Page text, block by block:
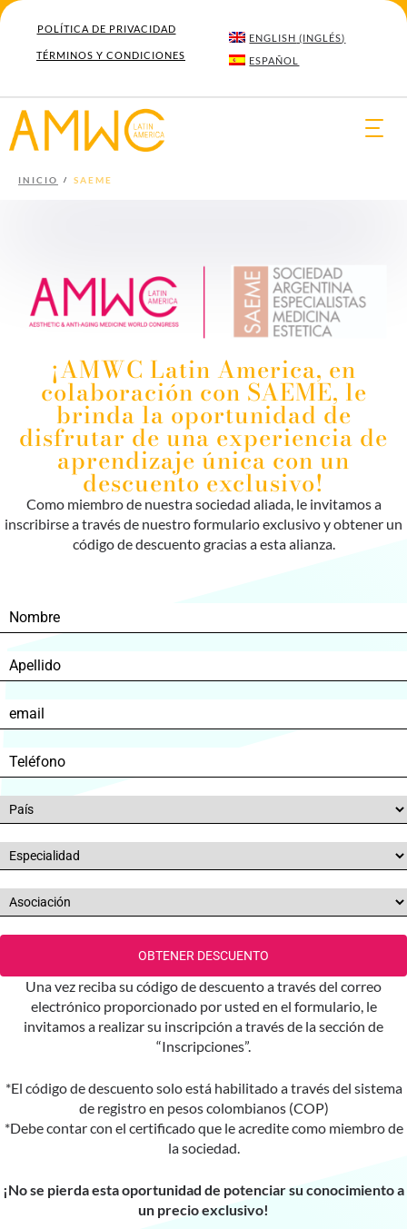
POLÍTICA DE PRIVACIDAD
TÉRMINOS Y CONDICIONES
ENGLISH (INGLÉS)
ESPAÑOL
INICIO SAEME
¡AMWC Latin America, en
colaboración con SAEME, le
brinda la oportunidad de
disfrutar de una experiencia de
aprendizaje única con un
descuento exclusivo!
Como miembro de nuestra sociedad aliada, le invitamos a
inscribirse a través de nuestro formulario exclusivo y obtener un
código de descuento gracias a esta alianza.
OBTENER DESCUENTO
Una vez reciba su código de descuento a través del correo
electrónico proporcionado por usted en el formulario, le
invitamos a realizar su inscripción a través de la sección de
“Inscripciones”.
*El código de descuento solo está habilitado a través del sistema
de registro en pesos colombianos (COP)
*Debe contar con el certificado que le acredite como miembro de
la sociedad.
¡No se pierda esta oportunidad de potenciar su conocimiento a
un precio exclusivo!